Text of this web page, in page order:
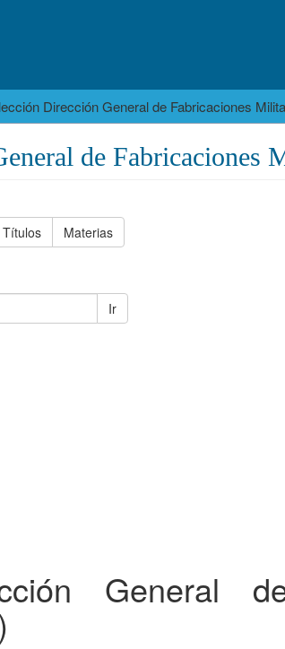
Dirección General de Fabricaciones
de Fabricaciones
Títulos Materias
Ir
General